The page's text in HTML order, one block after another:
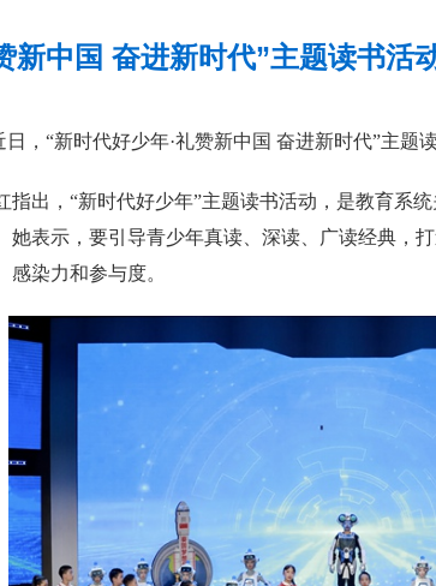
新中国 奋进新时代”主题读书活
日，“新时代好少年·礼赞新中国 奋进新时代”主题
指出，“新时代好少年”主题读书活动，是教育系
她表示，要引导青少年真读、深读、广读经典，
染力和参与度。